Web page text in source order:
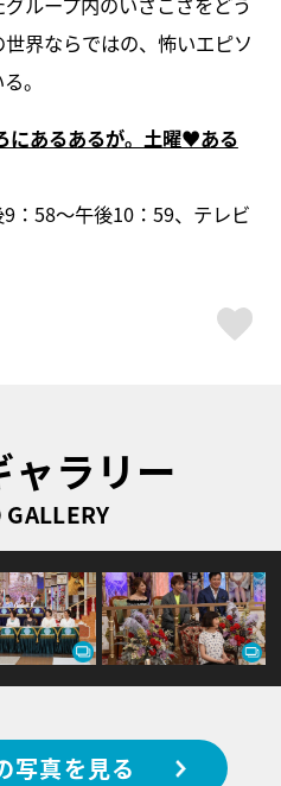
界ならではの、怖いエピソ
。
にあるあるが。土曜♥ある
：58～午後10：59、テレビ
ャラリー
写真を見る